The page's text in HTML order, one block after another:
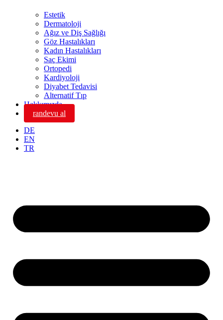
Estetik
Dermatoloji
Ağız ve Diş Sağlığı
Göz Hastalıkları
Kadın Hastalıkları
Saç Ekimi
Ortopedi
Kardiyoloji
Diyabet Tedavisi
Alternatif Tıp
Hakkımızda
randevu al
DE
EN
TR